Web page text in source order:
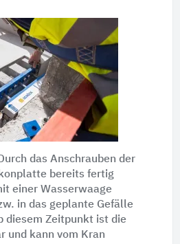
das Anschrauben der
bereits fertig
einer Wasserwaage
in das geplante Gefälle
diesem Zeitpunkt ist die
und kann vom Kran